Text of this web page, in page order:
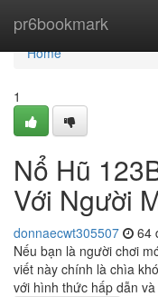
pr6bookmark
Home
Home
1
Nổ Hũ
Với Người
donnaecwt305507 64
Nếu bạn là người chơi
viết này chính là chìa
với hình thức hấp dẫn và